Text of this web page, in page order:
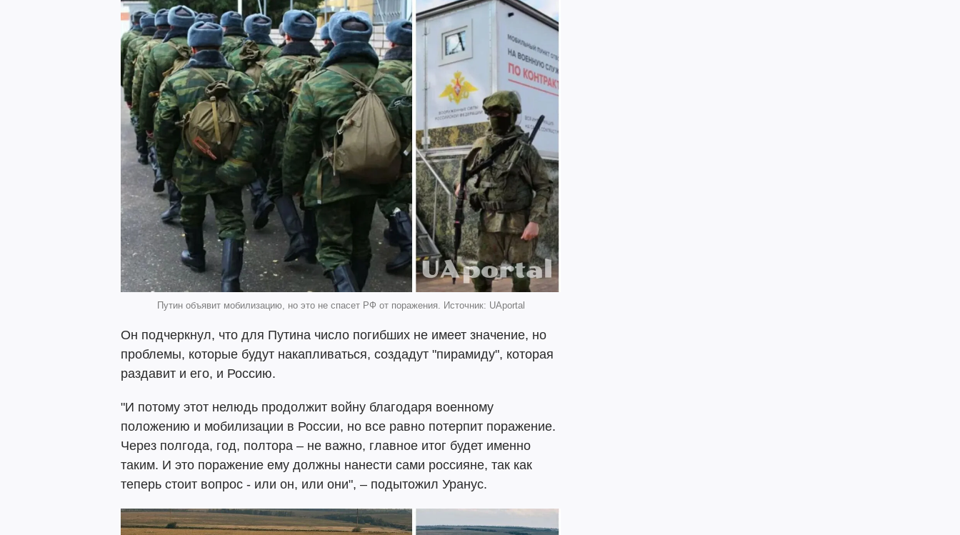
Путин объявит мобилизацию, но это не спасет РФ от поражения. Источник: UAportal
Он подчеркнул, что для Путина число погибших не имеет значение, но
проблемы, которые будут накапливаться, создадут "пирамиду", которая
раздавит и его, и Россию.
"И потому этот нелюдь продолжит войну благодаря военному
положению и мобилизации в России, но все равно потерпит поражение.
Через полгода, год, полтора – не важно, главное итог будет именно
таким. И это поражение ему должны нанести сами россияне, так как
теперь стоит вопрос - или он, или они", – подытожил Уранус.